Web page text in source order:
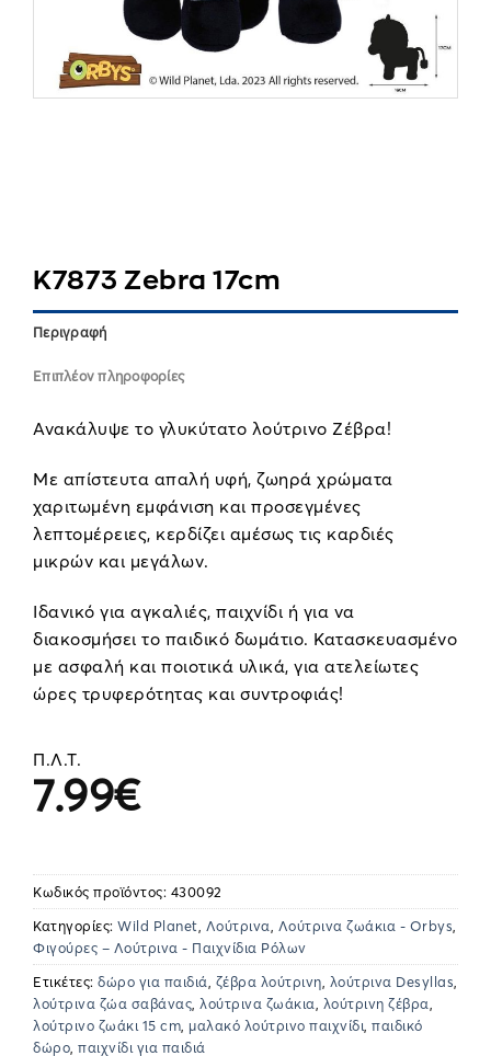
K7873 Zebra 17cm
Περιγραφή
Επιπλέον πληροφορίες
Ανακάλυψε το γλυκύτατο λούτρινο Ζέβρα!
Με απίστευτα απαλή υφή, ζωηρά χρώματα
χαριτωμένη εμφάνιση και προσεγμένες
λεπτομέρειες, κερδίζει αμέσως τις καρδιές
μικρών και μεγάλων.
Ιδανικό για αγκαλιές, παιχνίδι ή για να
διακοσμήσει το παιδικό δωμάτιο. Κατασκευασμένο
με ασφαλή και ποιοτικά υλικά, για ατελείωτες
ώρες τρυφερότητας και συντροφιάς!
Π.Λ.Τ.
7.99€
Κωδικός προϊόντος: 430092
Κατηγορίες: Wild Planet, Λούτρινα, Λούτρινα ζωάκια - Orbys,
Φιγούρες – Λούτρινα - Παιχνίδια Ρόλων
Ετικέτες: δώρο για παιδιά, ζέβρα λούτρινη, λούτρινα Desyllas,
λούτρινα ζώα σαβάνας, λούτρινα ζωάκια, λούτρινη ζέβρα,
λούτρινο ζωάκι 15 cm, μαλακό λούτρινο παιχνίδι, παιδικό
δώρο, παιχνίδι για παιδιά